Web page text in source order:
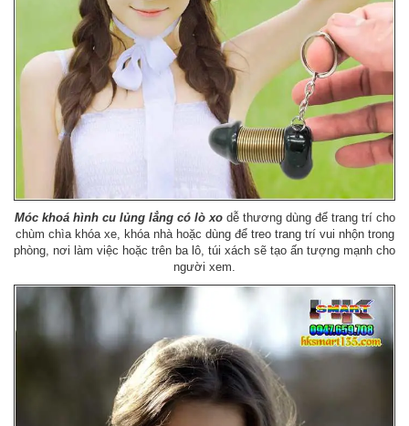
Móc khoá hình cu lủng lẳng có lò xodễ thương dùng để trang trí cho
chùm chìa khóa xe, khóa nhà hoặc dùng để treo trang trí vui nhộn trong
phòng, nơi làm việc hoặc trên ba lô, túi xách sẽ tạo ấn tượng mạnh cho
người xem.